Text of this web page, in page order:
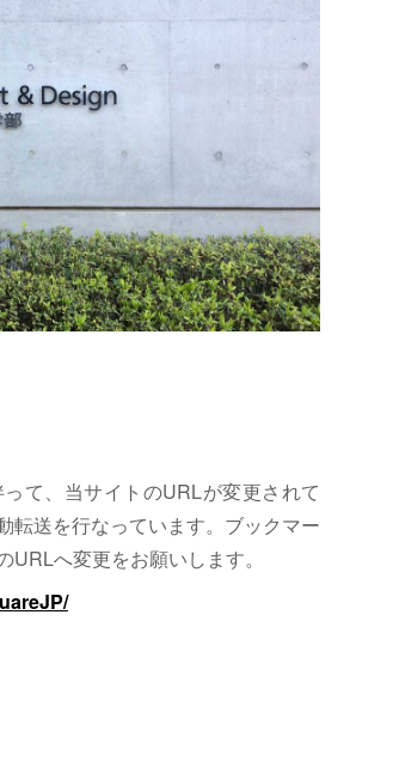
て、当サイトのURLが変更されて
転送を行なっています。ブックマー
へ変更をお願いします。